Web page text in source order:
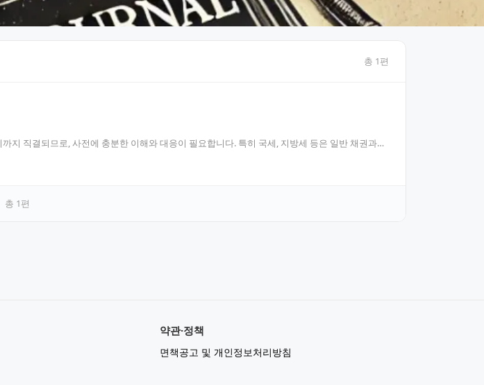
총 1편
지 직결되므로, 사전에 충분한 이해와 대응이 필요합니다. 특히 국세, 지방세 등은 일반 채권과는
총 1편
약관·정책
면책공고 및 개인정보처리방침